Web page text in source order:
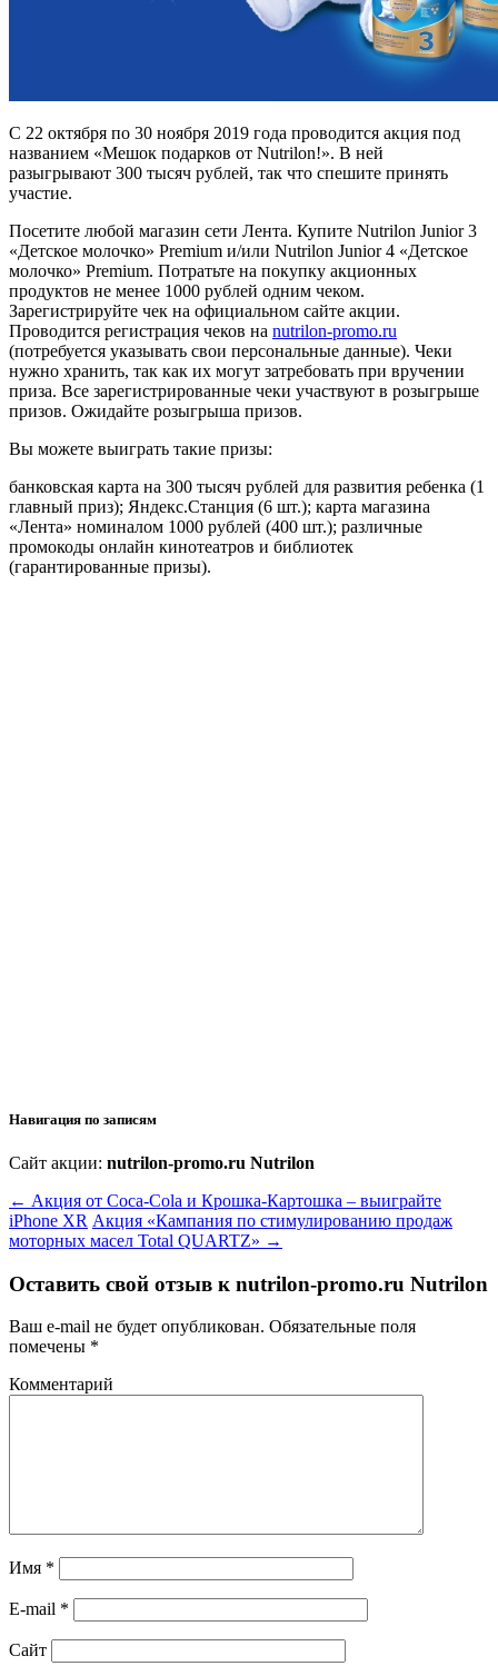
С 22 октября по 30 ноября 2019 года проводится акция под
названием «Мешок подарков от Nutrilon!». В ней
разыгрывают 300 тысяч рублей, так что спешите принять
участие.
Посетите любой магазин сети Лента. Купите Nutrilon Junior 3
«Детское молочко» Premium и/или Nutrilon Junior 4 «Детское
молочко» Premium. Потратьте на покупку акционных
продуктов не менее 1000 рублей одним чеком.
Зарегистрируйте чек на официальном сайте акции.
Проводится регистрация чеков на nutrilon-promo.ru
(потребуется указывать свои персональные данные). Чеки
нужно хранить, так как их могут затребовать при вручении
приза. Все зарегистрированные чеки участвуют в розыгрыше
призов. Ожидайте розыгрыша призов.
Вы можете выиграть такие призы:
банковская карта на 300 тысяч рублей для развития ребенка (1
главный приз); Яндекс.Станция (6 шт.); карта магазина
«Лента» номиналом 1000 рублей (400 шт.); различные
промокоды онлайн кинотеатров и библиотек
(гарантированные призы).
Навигация по записям
Сайт акции: nutrilon-promo.ru Nutrilon
← Акция от Сoca-Cola и Крошка-Картошка – выиграйте
iPhone XR Акция «Кампания по стимулированию продаж
моторных масел Total QUARTZ» →
Оставить свой отзыв к nutrilon-promo.ru Nutrilon
Ваш e-mail не будет опубликован. Обязательные поля
помечены *
Комментарий
Имя *
E-mail *
Сайт